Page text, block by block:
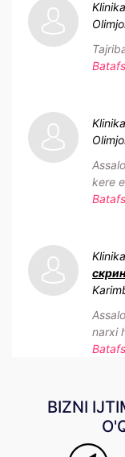
kere
narxi
BIZNI